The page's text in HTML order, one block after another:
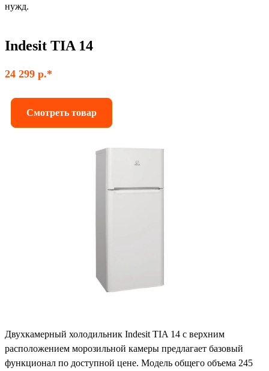
нужд.
Indesit TIA 14
24 299 р.*
Смотреть товар
Двухкамерный холодильник Indesit TIA 14 с верхним
расположением морозильной камеры предлагает базовый
функционал по доступной цене. Модель общего объема 245